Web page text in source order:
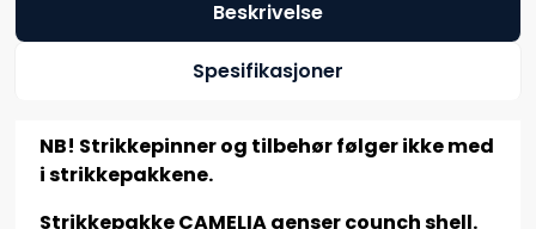
Beskrivelse
Spesifikasjoner
NB! Strikkepinner og tilbehør følger ikke med
i strikkepakkene.
Strikkepakke CAMELIA genser counch shell.